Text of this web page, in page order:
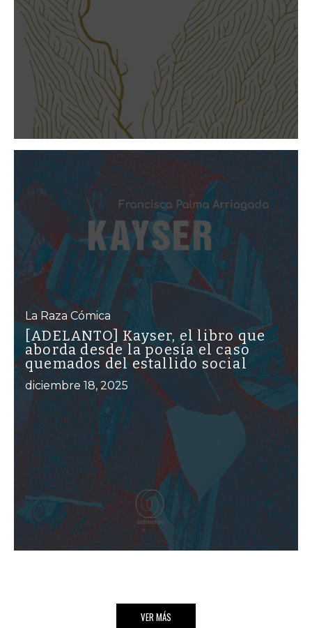
La Raza Cómica
[ADELANTO] Kayser, el libro que
aborda desde la poesía el caso
quemados del estallido social
diciembre 18, 2025
VER MÁS